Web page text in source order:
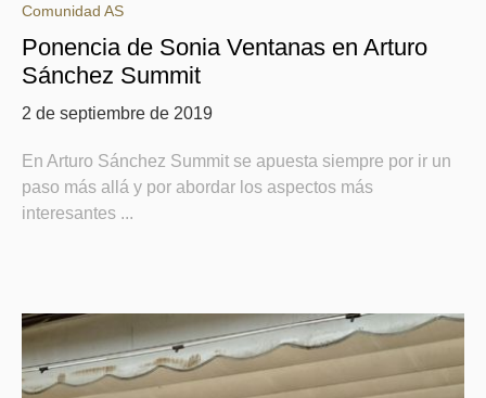
Comunidad AS
Ponencia de Sonia Ventanas en Arturo
Sánchez Summit
2 de septiembre de 2019
En Arturo Sánchez Summit se apuesta siempre por ir un
paso más allá y por abordar los aspectos más
interesantes ...